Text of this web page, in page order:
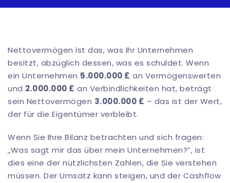
Nettovermögen ist das, was Ihr Unternehmen
besitzt, abzüglich dessen, was es schuldet. Wenn
ein Unternehmen 5.000.000 £ an Vermögenswerten
und 2.000.000 £ an Verbindlichkeiten hat, beträgt
sein Nettovermögen 3.000.000 £ – das ist der Wert,
der für die Eigentümer verbleibt.
Wenn Sie Ihre Bilanz betrachten und sich fragen:
„Was sagt mir das über mein Unternehmen?”, ist
dies eine der nützlichsten Zahlen, die Sie verstehen
müssen. Der Umsatz kann steigen, und der Cashflow